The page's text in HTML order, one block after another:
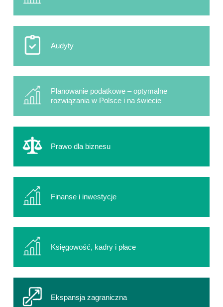
Audyty
Planowanie podatkowe – optymalne
rozwiązania w Polsce i na świecie
Prawo dla biznesu
Finanse i inwestycje
Księgowość, kadry i płace
Ekspansja zagraniczna